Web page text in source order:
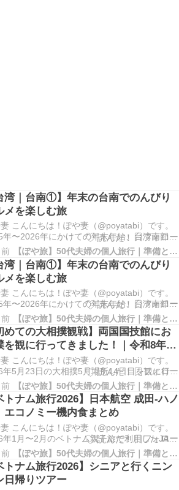
湾｜台南①】年末の台南でのんびり
メを楽しむ旅
こんにちは！ぽや妻（@poyatabi）です。
年〜2026年にかけての年末年始、台湾南部の
高雄に行ってきました！この記事では台南
様子をまとめています。YouTubeの動画とあ
てご覧ください♪ 2025～2026年末年始の台湾
ート！ 旅行の様子…
【ぽや旅】50代夫婦の個人旅行｜準備と記録
湾｜台南①】年末の台南でのんびり
メを楽しむ旅
こんにちは！ぽや妻（@poyatabi）です。
年〜2026年にかけての年末年始、台湾南部の
高雄に行ってきました！この記事では台南
様子をまとめています。YouTubeの動画とあ
てご覧ください♪ 2025～2026年末年始の台湾
ート！ 旅行の様子…
【ぽや旅】50代夫婦の個人旅行｜準備と記録
めての大相撲観戦】両国国技館にお
を観に行ってきました！｜令和8年5
所14日目
こんにちは！ぽや妻（@poyatabi）です。
年5月23日の大相撲5月場所14日目を観に行っ
した。その時の様子を動画にまとめてみま
☺ 親子4人で升席にぎゅうぎゅう詰めで相撲
こちらからご覧ください☺ 画像をクリックす
に移動します｜…
【ぽや旅】50代夫婦の個人旅行｜準備と記録
トナム旅行2026】日本航空 成田-ハノ
エコノミー機内食まとめ
こんにちは！ぽや妻（@poyatabi）です。
年1月〜2月のベトナム親子旅で利用したJAL
-ハノイ便のエコノミー席｜機内食をまとめ
た。。旅の計画の参考にしていただけました
いです☺ ベトナム親子旅2026｜ハノイ3泊5日
こちらからご覧ください☺…
【ぽや旅】50代夫婦の個人旅行｜準備と記録
トナム旅行2026】シニアと行くニン
日帰りツアー